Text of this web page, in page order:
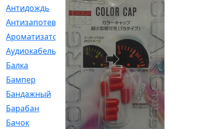
Антидождь
[1]
Антизапотеватель
[1]
Ароматизатор
[35]
Аудиокабель
[2]
Балка
[58]
Бампер
[137]
Бандажный
[6]
Барабан
[5]
Бачок
[40]